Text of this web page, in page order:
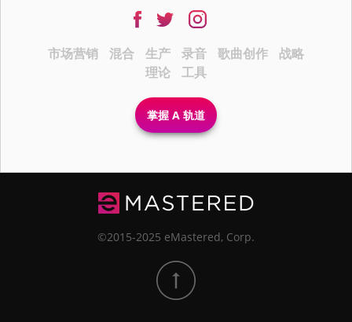
市场营销 混合 生产 录音 歌曲创作
战略
理论
工具
掌握 A 轨道
©2015-2025 eMastered, Corp.